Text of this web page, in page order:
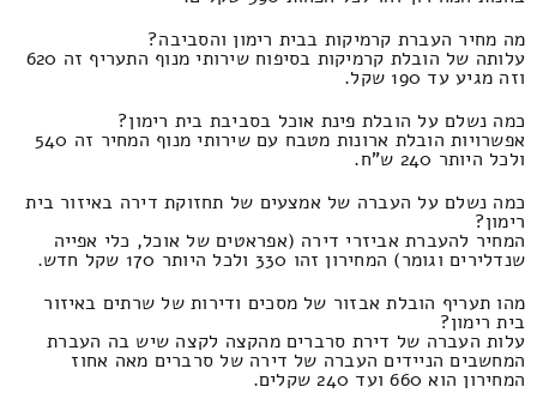
מה מחיר העברת קרמיקות בבית רימון והסביבה?
עלותה של הובלת קרמיקות בסיפוח שירותי מנוף התעריף זה 620
וזה מגיע עד 190 שקל.
כמה נשלם על הובלת פינת אוכל בסביבת בית רימון?
אפשרויות הובלת ארונות מטבח עם שירותי מנוף המחיר זה 540
ולכל היותר 240 ש"ח.
כמה נשלם על העברה של אמצעים של תחזוקת דירה באיזור בית
רימון?
המחיר להעברת אביזרי דירה (אפראטים של אוכל, כלי אפייה
שנדלירים וגומר) המחירון זהו 330 ולכל היותר 170 שקל חדש.
מהו תעריף הובלת אבזור של מסכים ודירות של שרתים באיזור
בית רימון?
עלות העברה של דירת סרברים מהקצה לקצה שיש בה העברת
המחשבים הניידים העברה של דירה של סרברים מאה אחוז
המחירון הוא 660 ועד 240 שקלים.